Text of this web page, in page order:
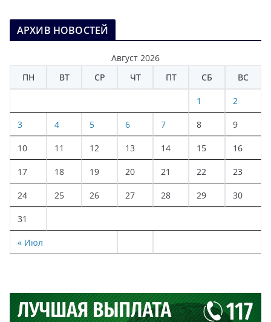
АРХИВ НОВОСТЕЙ
Август 2026
ПН
ВТ СР ЧТ ПТ СБ ВС
« Июл
1 2
3 4 5 6 7 8 9
10 11 12 13 14 15 16
17 18 19 20 21 22 23
24 25 26 27 28 29 30
31